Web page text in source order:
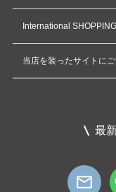
International
当店を装ったサイトに
最